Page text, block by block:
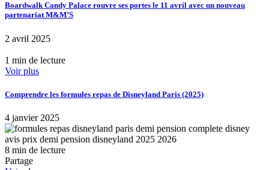
Boardwalk Candy Palace rouvre ses portes le 11 avril avec un nouveau
partenariat M&M’S
2 avril 2025
1 min de lecture
Voir plus
Comprendre les formules repas de Disneyland Paris (2025)
4 janvier 2025
8 min de lecture
Partage